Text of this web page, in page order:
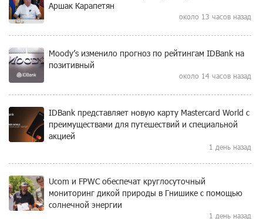
Аршак Карапетян
около 13 часов назад
Moody’s изменило прогноз по рейтингам IDBank на
позитивный
около 14 часов назад
IDBank представляет новую карту Mastercard World с
преимуществами для путешествий и специальной
акцией
1 день назад
Ucom и FPWC обеспечат круглосуточный
мониторинг дикой природы в Гнишике с помощью
солнечной энергии
1 день назад